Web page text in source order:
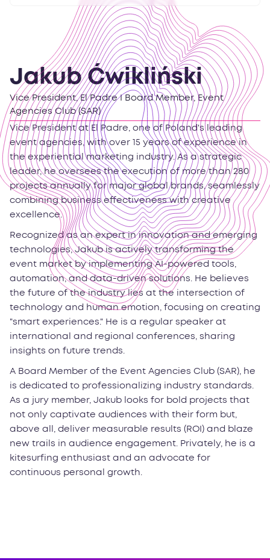
Jakub Ćwikliński
Vice President, El Padre I Board Member, Event
Agencies Club (SAR)
Vice President at El Padre, one of Poland's leading
event agencies, with over 15 years of experience in
the experiential marketing industry. As a strategic
leader, he oversees the execution of more than 280
projects annually for major global brands, seamlessly
combining business effectiveness with creative
excellence.
Recognized as an expert in innovation and emerging
technologies, Jakub is actively transforming the
event market by implementing AI-powered tools,
automation, and data-driven solutions. He believes
the future of the industry lies at the intersection of
technology and human emotion, focusing on creating
"smart experiences." He is a regular speaker at
international and regional conferences, sharing
insights on future trends.
A Board Member of the Event Agencies Club (SAR), he
is dedicated to professionalizing industry standards.
As a jury member, Jakub looks for bold projects that
not only captivate audiences with their form but,
above all, deliver measurable results (ROI) and blaze
new trails in audience engagement. Privately, he is a
kitesurfing enthusiast and an advocate for
continuous personal growth.